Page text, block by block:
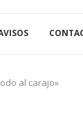
al carajo»